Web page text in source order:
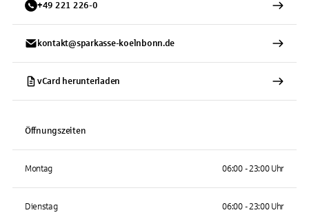
+49 221 226-0
kontakt@sparkasse-koelnbonn.de
vCard herunterladen
Öffnungszeiten
Montag 06:00 - 23:00 Uhr
Dienstag 06:00 - 23:00 Uhr